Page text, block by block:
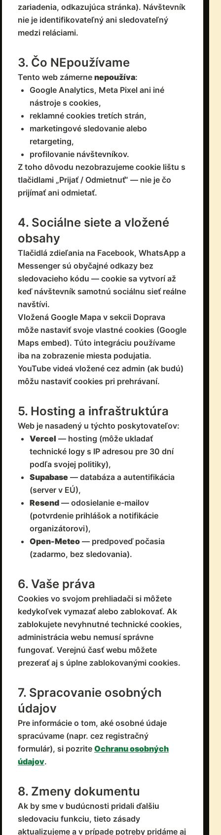
zariadenia, odkazujúca stránka). Návštevník
nie je identifikovateľný ani sledovateľný
medzi reláciami.
3. Čo NEpoužívame
Tento web zámerne nepoužíva:
Google Analytics, Meta Pixel ani iné
nástroje s cookies,
reklamné cookies tretích strán,
marketingové sledovanie alebo
retargeting,
profilovanie návštevníkov.
Z toho dôvodu nezobrazujeme cookie lištu s
tlačidlami „Prijať / Odmietnuť“ — nie je čo
prijímať ani odmietať.
4. Sociálne siete a vložené
obsahy
Tlačidlá zdieľania na Facebook, WhatsApp a
Messenger sú obyčajné odkazy bez
sledovacieho kódu — cookie sa vytvorí až
keď návštevník samotnú sociálnu sieť reálne
navštívi.
Vložená Google Mapa v sekcii Doprava
môže nastaviť svoje vlastné cookies (Google
Maps embed). Túto integráciu používame
iba na zobrazenie miesta podujatia.
YouTube videá vložené cez admin (ak budú)
môžu nastaviť cookies pri prehrávaní.
5. Hosting a infraštruktúra
Web je nasadený u týchto poskytovateľov:
Vercel — hosting (môže ukladať
technické logy s IP adresou pre 30 dní
podľa svojej politiky),
Supabase — databáza a autentifikácia
(server v EÚ),
Resend — odosielanie e-mailov
(potvrdenie prihlášok a notifikácie
organizátorovi),
Open-Meteo — predpoveď počasia
(zadarmo, bez sledovania).
6. Vaše práva
Cookies vo svojom prehliadači si môžete
kedykoľvek vymazať alebo zablokovať. Ak
zablokujete nevyhnutné technické cookies,
administrácia webu nemusí správne
fungovať. Verejnú časť webu môžete
prezerať aj s úplne zablokovanými cookies.
7. Spracovanie osobných
údajov
Pre informácie o tom, aké osobné údaje
spracúvame (napr. cez registračný
formulár), si pozrite Ochranu osobných
údajov.
8. Zmeny dokumentu
Ak by sme v budúcnosti pridali ďalšiu
sledovaciu funkciu, tieto zásady
aktualizujeme a v prípade potreby pridáme aj